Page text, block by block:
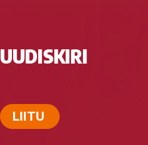
UUDISKIRI
LIITU